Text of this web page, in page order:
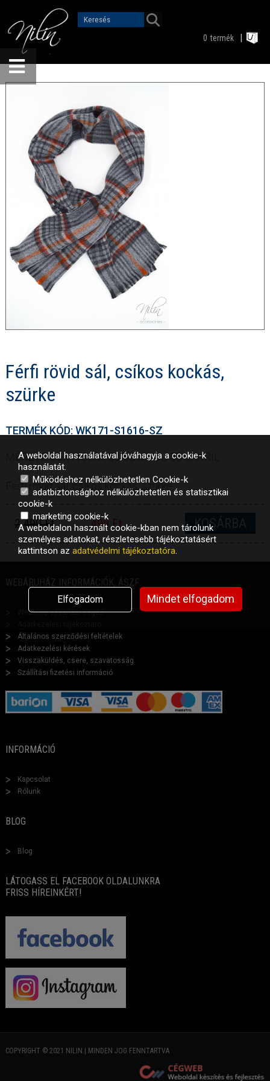
0 termék
Férfi rövid sál, csíkos kockás,
szürke
TERMÉK KÓD: WK171-S1616-SZ
MÉRETE: 30X110CM, 50%GYAPJÚ 50%AKRIL
Férfi rövid sál, csíkos kockás, szürke
2 490 Ft 490 Ft KOSÁRBA
WEBÁRUHÁZ INFORMÁCIÓK, ÁSZF
Webshop vásárlási segéd
Általános szerződési feltételek
Adatkezelési kérések
Visszaküldés, csere, szavatosság
Szállítási fizetési információ
INFORMÁCIÓ
Kapcsolat
Rólunk
BLOG
Blog
LÁTOGASS EL FACEBOOK OLDALUNKRA
FRISS HÍREINKÉRT!
COPYRIGHT © 2021 NILIN | MINDEN JOG FENNTARTVA
A weboldal használatával jóváhagyja a cookie-k
használatát.
Működéshez nélkülözhetetlen Cookie-k
adatbiztonsághoz nélkülözhetetlen és statisztikai
cookie-k
marketing cookie-k
A weboldalon használt cookie-kban nem tárolunk
személyes adatokat, részletesebb tájékoztatásért
kattintson az adatvédelmi tájékoztatóra.
Elfogadom Mindet elfogadom